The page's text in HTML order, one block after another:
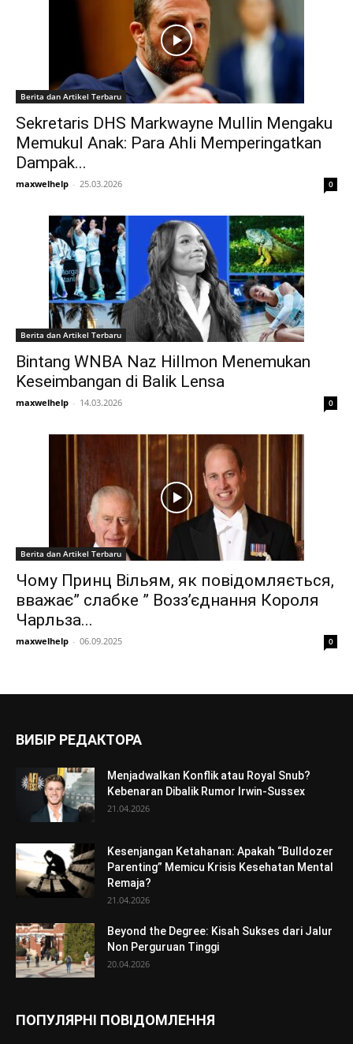
Berita dan Artikel Terbaru
Sekretaris DHS Markwayne Mullin Mengaku
Memukul Anak: Para Ahli Memperingatkan
Dampak...
maxwelhelp - 25.03.2026 0
Berita dan Artikel Terbaru
Bintang WNBA Naz Hillmon Menemukan
Keseimbangan di Balik Lensa
maxwelhelp - 14.03.2026 0
Berita dan Artikel Terbaru
Чому Принц Вільям, як повідомляється,
вважає” слабке ” Возз’єднання Короля
Чарльза...
maxwelhelp - 06.09.2025 0
ВИБІР РЕДАКТОРА
Menjadwalkan Konflik atau Royal Snub?
Kebenaran Dibalik Rumor Irwin-Sussex
21.04.2026
Kesenjangan Ketahanan: Apakah “Bulldozer
Parenting” Memicu Krisis Kesehatan Mental
Remaja?
21.04.2026
Beyond the Degree: Kisah Sukses dari Jalur
Non Perguruan Tinggi
20.04.2026
ПОПУЛЯРНІ ПОВІДОМЛЕННЯ